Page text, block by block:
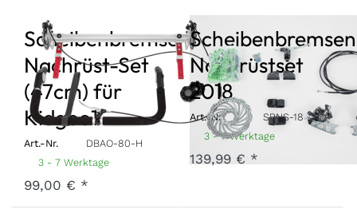
Scheibenbremse
Nachrüst-Set
(47cm) für
Kidgoo1
Art.-Nr.
DBAO-80-H
3 - 7 Werktage
99,00 € *
Scheibenbremsen
Nachrüstset
2018
Art.-Nr.
SBNS-18
3 - 7 Werktage
139,99 € *